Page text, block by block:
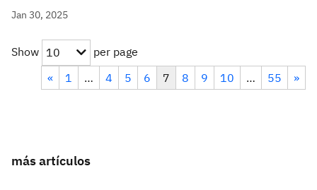
Jan 30, 2025
Show 10
per page
«
1 … 4 5 6 7 8 9 10 … 55 »
más artículos